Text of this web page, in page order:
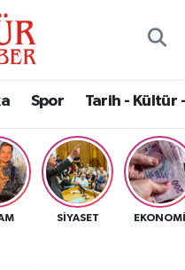
Spor Tarih - Kültür
SIYASET EKONOMI
Fikstür